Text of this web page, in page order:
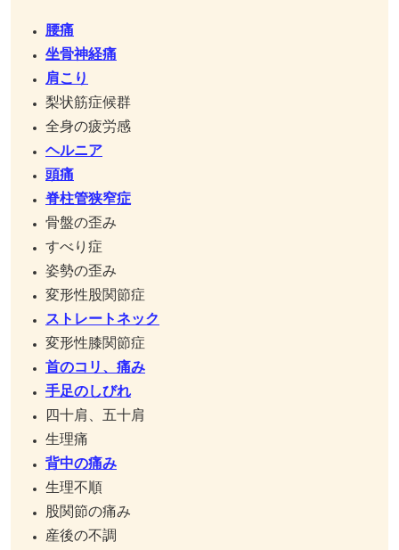
腰痛
坐骨神経痛
肩こり
梨状筋症候群
全身の疲労感
ヘルニア
頭痛
脊柱管狭窄症
骨盤の歪み
すべり症
姿勢の歪み
変形性股関節症
ストレートネック
変形性膝関節症
首のコリ、痛み
手足のしびれ
四十肩、五十肩
生理痛
背中の痛み
生理不順
股関節の痛み
産後の不調